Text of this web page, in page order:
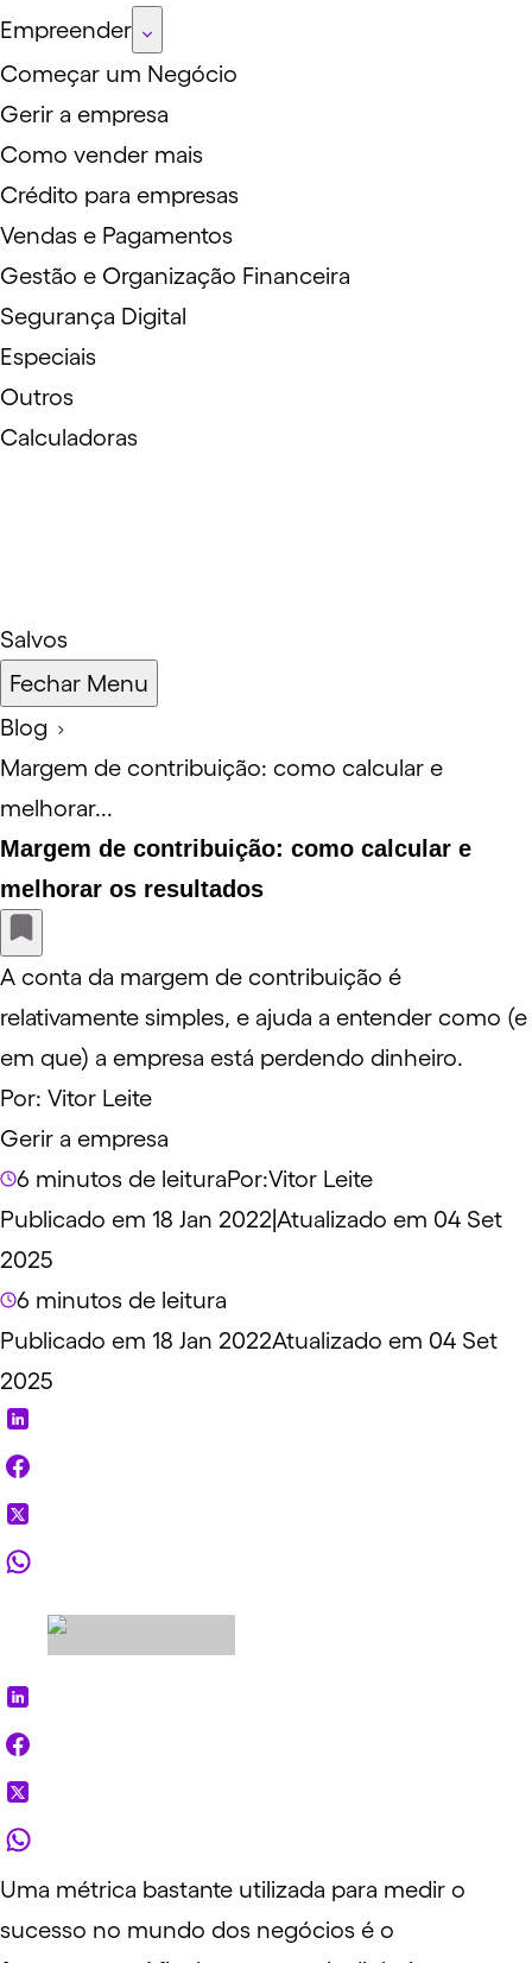
Empreender
Começar um Negócio
Gerir a empresa
Como vender mais
Crédito para empresas
Vendas e Pagamentos
Gestão e Organização Financeira
Segurança Digital
Especiais
Outros
Calculadoras
Salvos
Fechar Menu
Blog
Margem de contribuição: como calcular e
melhorar...
Margem de contribuição: como calcular e
melhorar os resultados
A conta da margem de contribuição é
relativamente simples, e ajuda a entender como (e
em que) a empresa está perdendo dinheiro.
Por: Vitor Leite
Gerir a empresa
6 minutos de leituraPor:Vitor Leite
Publicado em 18 Jan 2022 Atualizado em 04 Set
2025
6 minutos de leitura
Publicado em 18 Jan 2022Atualizado em 04 Set
2025
Uma métrica bastante utilizada para medir o
sucesso no mundo dos negócios é o